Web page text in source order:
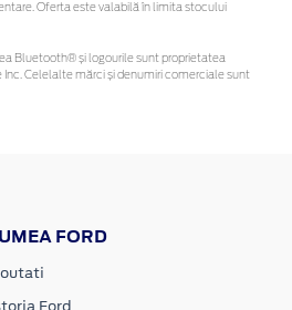
Oferta este valabilă în limita stocului
Bluetooth® și logourile sunt proprietatea
Inc. Celelalte mărci și denumiri comerciale sunt
FORD